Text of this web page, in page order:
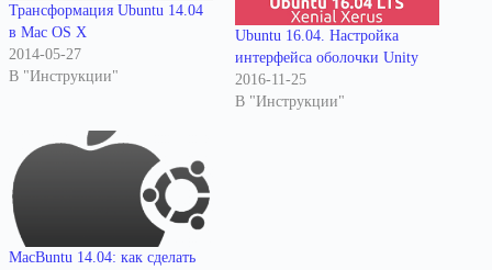
Трансформация Ubuntu 14.04
в Mac OS X
2014-05-27
В "Инструкции"
Ubuntu 16.04. Настройка
интерфейса оболочки Unity
2016-11-25
В "Инструкции"
MacBuntu 14.04: как сделать